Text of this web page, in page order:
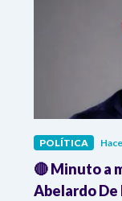
POLÍTICA
🔴 Minuto a
Abelardo De